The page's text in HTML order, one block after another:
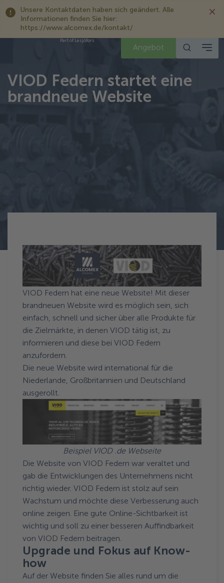
Unsere Kontaktdaten haben sich geändert. Alle
Informationen finden Sie hier:
https://www.alcomex.de/kontakt/
Part of Lesjöfors
Angebot
VIOD Federn startet eine
brandneue Website
VIOD Federn hat eine neue Website! Mit dieser
brandneuen Website wird es möglich sein, sich
einfach, schnell und sicher über alle Produkte für
die Zielmärkte, in denen VIOD tätig ist, zu
informieren und diese bei VIOD Federn
anzufordern.
Die neue Website wird international für die
Niederlande, Großbritannien und Deutschland
ausgerollt.
Beispiel VIOD .de Webseite
Die Website von VIOD Federn war veraltet und
gab die Entwicklungen des Unternehmens nicht
richtig wieder. VIOD Federn ist stolz auf sein
Wachstum und möchte diese Verbesserung auch
online zeigen. Eine gute Online-Sichtbarkeit ist
wichtig und soll zu einer besseren Auffindbarkeit
von VIOD Federn beitragen.
Upgrade und Fokus auf Know-
how
Auf der Website finden Sie alles rund um die